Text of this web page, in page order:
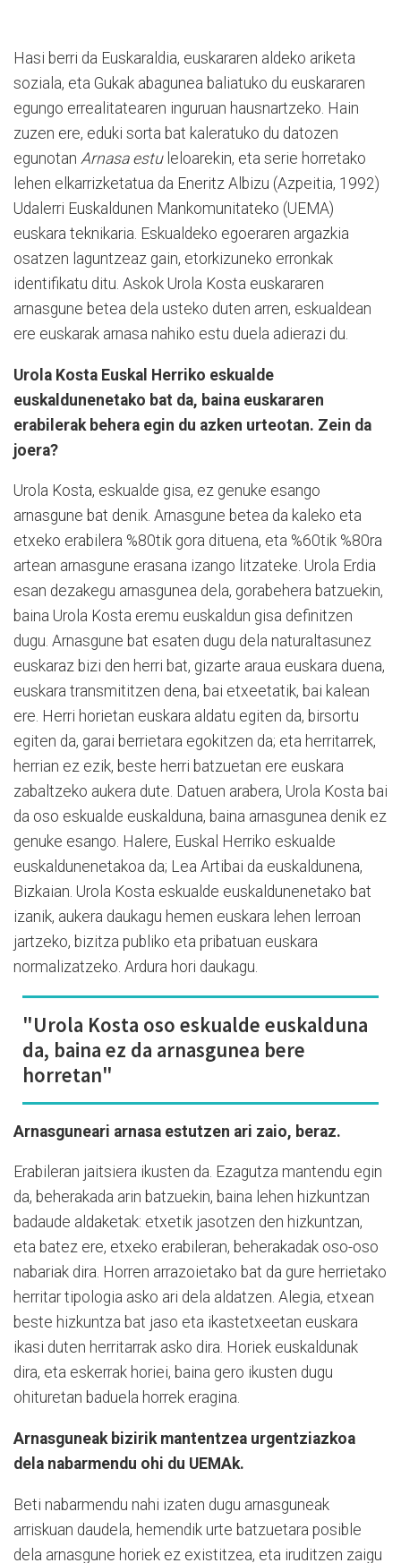
Hasi berri da Euskaraldia, euskararen aldeko ariketa
soziala, eta Gukak abagunea baliatuko du euskararen
egungo errealitatearen inguruan hausnartzeko. Hain
zuzen ere, eduki sorta bat kaleratuko du datozen
egunotan Arnasa estuleloarekin, eta serie horretako
lehen elkarrizketatua da Eneritz Albizu (Azpeitia, 1992)
Udalerri Euskaldunen Mankomunitateko (UEMA)
euskara teknikaria. Eskualdeko egoeraren argazkia
osatzen laguntzeaz gain, etorkizuneko erronkak
identifikatu ditu. Askok Urola Kosta euskararen
arnasgune betea dela usteko duten arren, eskualdean
ere euskarak arnasa nahiko estu duela adierazi du.
Urola Kosta Euskal Herriko eskualde
euskaldunenetako bat da, baina euskararen
erabilerak behera egin du azken urteotan. Zein da
joera?
Urola Kosta, eskualde gisa, ez genuke esango
arnasgune bat denik. Arnasgune betea da kaleko eta
etxeko erabilera %80tik gora dituena, eta %60tik %80ra
artean arnasgune erasana izango litzateke. Urola Erdia
esan dezakegu arnasgunea dela, gorabehera batzuekin,
baina Urola Kosta eremu euskaldun gisa definitzen
dugu. Arnasgune bat esaten dugu dela naturaltasunez
euskaraz bizi den herri bat, gizarte araua euskara duena,
euskara transmititzen dena, bai etxeetatik, bai kalean
ere. Herri horietan euskara aldatu egiten da, birsortu
egiten da, garai berrietara egokitzen da; eta herritarrek,
herrian ez ezik, beste herri batzuetan ere euskara
zabaltzeko aukera dute. Datuen arabera, Urola Kosta bai
da oso eskualde euskalduna, baina arnasgunea denik ez
genuke esango. Halere, Euskal Herriko eskualde
euskaldunenetakoa da; Lea Artibai da euskaldunena,
Bizkaian. Urola Kosta eskualde euskaldunenetako bat
izanik, aukera daukagu hemen euskara lehen lerroan
jartzeko, bizitza publiko eta pribatuan euskara
normalizatzeko. Ardura hori daukagu.
"Urola Kosta oso eskualde euskalduna
da, baina ez da arnasgunea bere
horretan"
Arnasguneari arnasa estutzen ari zaio, beraz.
Erabileran jaitsiera ikusten da. Ezagutza mantendu egin
da, beherakada arin batzuekin, baina lehen hizkuntzan
badaude aldaketak: etxetik jasotzen den hizkuntzan,
eta batez ere, etxeko erabileran, beherakadak oso-oso
nabariak dira. Horren arrazoietako bat da gure herrietako
herritar tipologia asko ari dela aldatzen. Alegia, etxean
beste hizkuntza bat jaso eta ikastetxeetan euskara
ikasi duten herritarrak asko dira. Horiek euskaldunak
dira, eta eskerrak horiei, baina gero ikusten dugu
ohituretan baduela horrek eragina.
Arnasguneak bizirik mantentzea urgentziazkoa
dela nabarmendu ohi du UEMAk.
Beti nabarmendu nahi izaten dugu arnasguneak
arriskuan daudela, hemendik urte batzuetara posible
dela arnasgune horiek ez existitzea, eta iruditzen zaigu